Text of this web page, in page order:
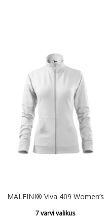
MALFINI® Viva 409 Women’s
7 värvi valikus